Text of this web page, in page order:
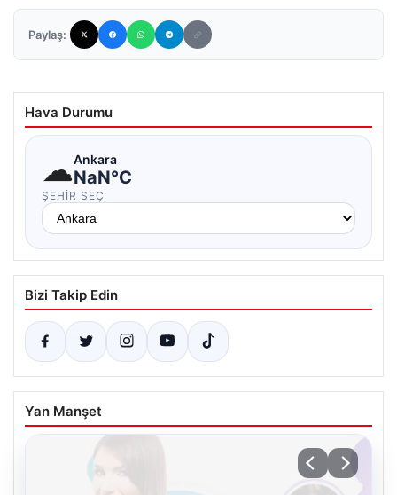
Paylaş:
Hava Durumu
☁Ankara
NaN°C
ŞEHIR SEÇ
Bizi Takip Edin
Yan Manşet